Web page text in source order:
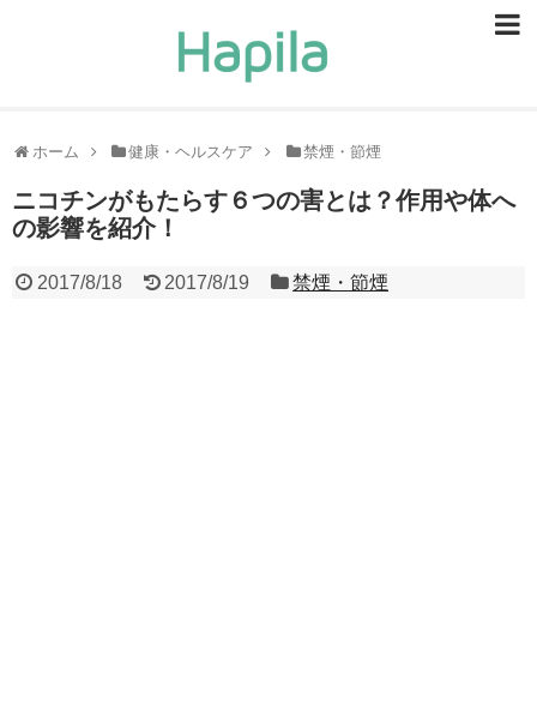
ホーム 健康・ヘルスケア 禁煙・節煙
ニコチンがもたらす６つの害とは？作用や体へ
の影響を紹介！
2017/8/18 2017/8/19 禁煙・節煙
ヘルスケア
食事・食べ物